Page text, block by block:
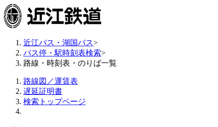
近江バス・湖国バス>
バス停・駅時刻表検索>
路線・時刻表・のりば一覧
路線図／運賃表
遅延証明書
検索トップページ